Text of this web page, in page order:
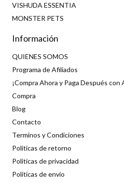
VISHUDA ESSENTIA
MONSTER PETS
Información
QUIENES SOMOS
Programa de Afiliados
¡Compra Ahora y Paga Después
Compra
Blog
Contacto
Terminos y Condiciones
Politicas de retorno
Politicas de privacidad
Políticas de envío